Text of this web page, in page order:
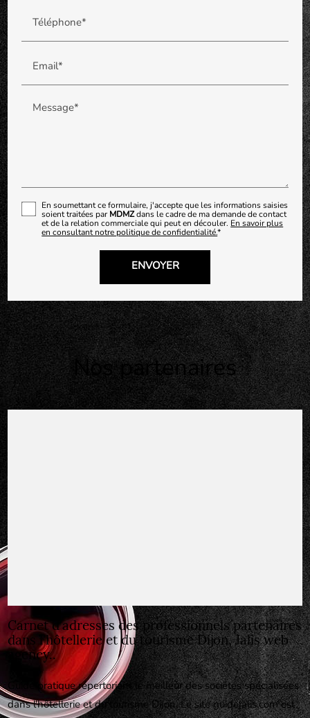
Téléphone*
Email*
Message*
En soumettant ce formulaire, j'accepte que les informations saisies
soient traitées par MDMZdans le cadre de ma demande de contact
et de la relation commerciale qui peut en découler. En savoir plus
en consultant notre politique de confidentialité.*
Nos partenaires
Carnet d'adresses des professionnels partenaires
dans l'hôtellerie et du tourisme Dijon, Jalis web
agency..
Guide pratique répertoriant le meilleur des sociétés spécialisées
dans l'hôtellerie et du tourisme Dijon. Le site guidejalis.com est